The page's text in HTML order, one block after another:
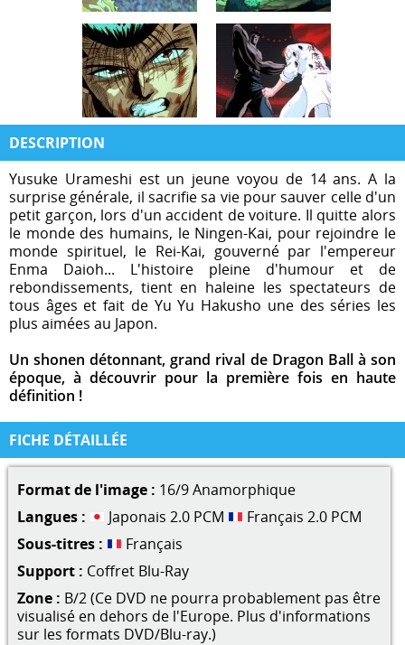
DESCRIPTION
Yusuke Urameshi est un jeune voyou de 14 ans. A la
surprise générale, il sacrifie sa vie pour sauver celle d'un
petit garçon, lors d'un accident de voiture. Il quitte alors
le monde des humains, le Ningen-Kai, pour rejoindre le
monde spirituel, le Rei-Kai, gouverné par l'empereur
Enma Daioh... L'histoire pleine d'humour et de
rebondissements, tient en haleine les spectateurs de
tous âges et fait de Yu Yu Hakusho une des séries les
plus aimées au Japon.
Un shonen détonnant, grand rival de Dragon Ball à son
époque, à découvrir pour la première fois en haute
définition !
FICHE DÉTAILLÉE
Format de l'image : 16/9 Anamorphique
Langues :
Japonais 2.0 PCM
Français 2.0 PCM
Sous-titres :
Français
Support : Coffret Blu-Ray
Zone : B/2 (Ce DVD ne pourra probablement pas être
visualisé en dehors de l'Europe. Plus d'informations
sur les formats DVD/Blu-ray.)